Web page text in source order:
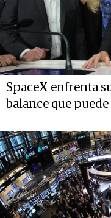
SpaceX enfrenta
balance que